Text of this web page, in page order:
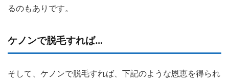
るのもありです。
ケノンで脱毛すれば…
そして、ケノンで脱毛すれば、下記のような恩恵を得られ